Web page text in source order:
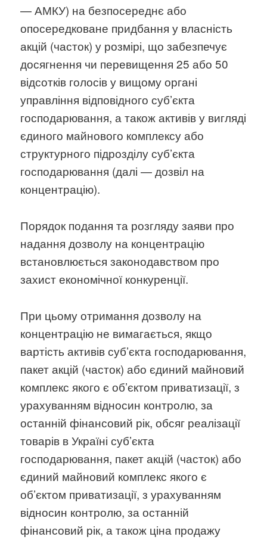
— АМКУ) на безпосереднє або
опосередковане придбання у власність
акцій (часток) у розмірі, що забезпечує
досягнення чи перевищення 25 або 50
відсотків голосів у вищому органі
управління відповідного суб’єкта
господарювання, а також активів у вигляді
єдиного майнового комплексу або
структурного підрозділу суб’єкта
господарювання (далі — дозвіл на
концентрацію).
Порядок подання та розгляду заяви про
надання дозволу на концентрацію
встановлюється законодавством про
захист економічної конкуренції.
При цьому отримання дозволу на
концентрацію не вимагається, якщо
вартість активів суб’єкта господарювання,
пакет акцій (часток) або єдиний майновий
комплекс якого є об’єктом приватизації, з
урахуванням відносин контролю, за
останній фінансовий рік, обсяг реалізації
товарів в Україні суб’єкта
господарювання, пакет акцій (часток) або
єдиний майновий комплекс якого є
об’єктом приватизації, з урахуванням
відносин контролю, за останній
фінансовий рік, а також ціна продажу